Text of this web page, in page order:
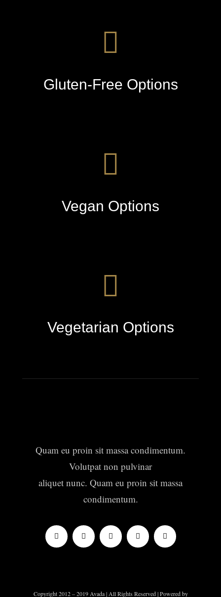
Gluten-Free Options
Vegan Options
Vegetarian Options
Quam eu proin sit massa condimentum.
Volutpat non pulvinar
aliquet nunc. Quam eu proin sit massa
condimentum.
Copyright 2012 – 2019 Avada | All Rights Reserved | Powered by